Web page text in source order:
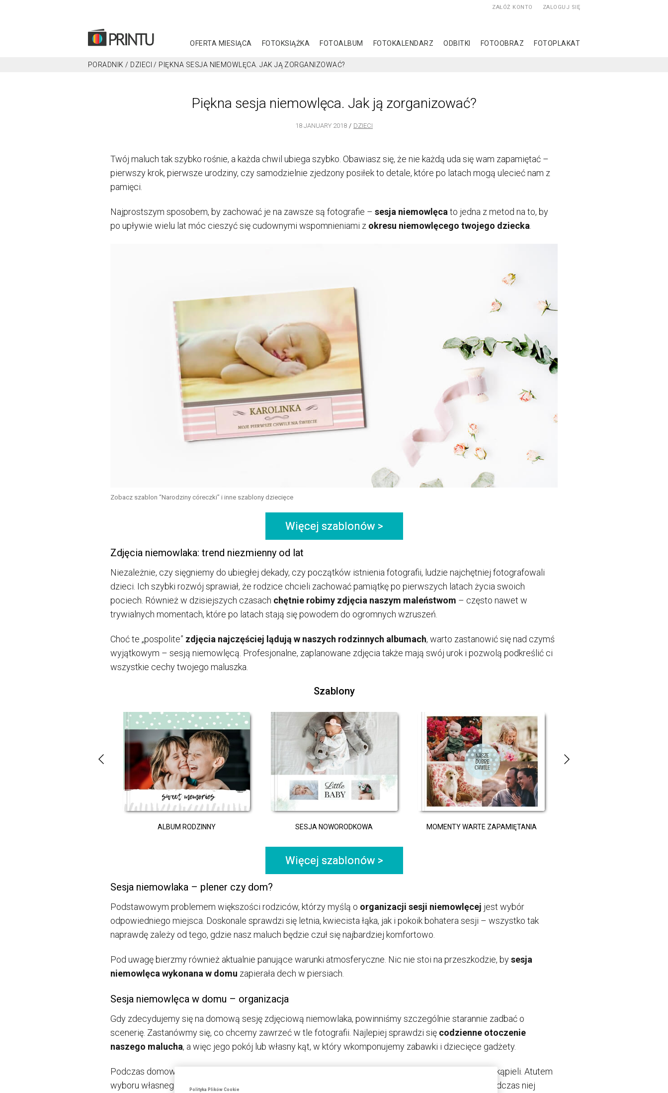
OFERTA MIESIĄCA FOTOKSIĄŻKA FOTOALBUM FOTOKALENDARZ ODBITKI FOTOOBRAZ FOTOPLAKAT
ZAŁÓŻ KONTO ZALOGUJ SIĘ
PORADNIK / DZIECI / PIĘKNA SESJA NIEMOWLĘCA. JAK JĄ ZORGANIZOWAĆ?
Piękna sesja niemowlęca. Jak ją zorganizować?
18 JANUARY 2018 DZIECI
Twój maluch tak szybko rośnie, a każda chwil ubiega szybko. Obawiasz się, że nie każdą uda się wam zapamiętać –
pierwszy krok, pierwsze urodziny, czy samodzielnie zjedzony posiłek to detale, które po latach mogą ulecieć nam z
pamięci.
Najprostszym sposobem, by zachować je na zawsze są fotografie – sesja niemowlęca to jedna z metod na to, by
po upływie wielu lat móc cieszyć się cudownymi wspomnieniami z okresu niemowlęcego twojego dziecka
Zobacz szablon “Narodziny córeczki” i inne szablony dziecięce
Więcej szablonów >
Zdjęcia niemowlaka: trend niezmienny od lat
Niezależnie, czy sięgniemy do ubiegłej dekady, czy początków istnienia fotografii, ludzie najchętniej fotografowali
dzieci. Ich szybki rozwój sprawiał, że rodzice chcieli zachować pamiątkę po pierwszych latach życia swoich
pociech. Również w dzisiejszych czasach chętnie robimy zdjęcia naszym maleństwom – często nawet w
trywialnych momentach, które po latach stają się powodem do ogromnych wzruszeń.
Choć te „pospolite” zdjęcia najczęściej lądują w naszych rodzinnych albumach, warto zastanowić się nad czymś
wyjątkowym – sesją niemowlęcą. Profesjonalne, zaplanowane zdjęcia także mają swój urok i pozwolą podkreślić ci
wszystkie cechy twojego maluszka.
Szablony
ALBUM RODZINNY SESJA NOWORODKOWA MOMENTY WARTE ZAPAMIĘTANIA
Więcej szablonów >
Sesja niemowlaka – plener czy dom?
Podstawowym problemem większości rodziców, którzy myślą o organizacji sesji niemowlęcej jest wybór
odpowiedniego miejsca. Doskonale sprawdzi się letnia, kwiecista łąka, jak i pokoik bohatera sesji – wszystko tak
naprawdę zależy od tego, gdzie nasz maluch będzie czuł się najbardziej komfortowo.
Pod uwagę bierzmy również aktualnie panujące warunki atmosferyczne. Nic nie stoi na przeszkodzie, bysesja
niemowlęca wykonana w domu zapierała dech w piersiach.
Sesja niemowlęca w domu – organizacja
Gdy zdecydujemy się na domową sesję zdjęciową niemowlaka, powinniśmy szczególnie starannie zadbać o
scenerię. Zastanówmy się, co chcemy zawrzeć w tle fotografii. Najlepiej sprawdzi się codzienne otoczenie
naszego malucha, a więc jego pokój lub własny kąt, w który wkomponujemy zabawki i dziecięce gadżety.
Podczas domowej sesji niemowlęcej możemy uwiecznić naszą pociechę podczas zabawy, snu, czy kąpieli. Atutem
wyboru własnego domu na miejsce sesji zdjęciowej jest fakt, że fotografowane dzieci z reguły są podczas niej
Polityka Plików Cookie